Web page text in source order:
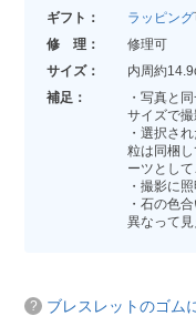
ギフト：
ラッピング
修 理：
修理可
サイズ：
内周約
補足：
・写真と
サイズで撮
・選択さ
粒は同梱
ーツとして
・撮影に
・石の色
異なって見
ブレスレットのゴム